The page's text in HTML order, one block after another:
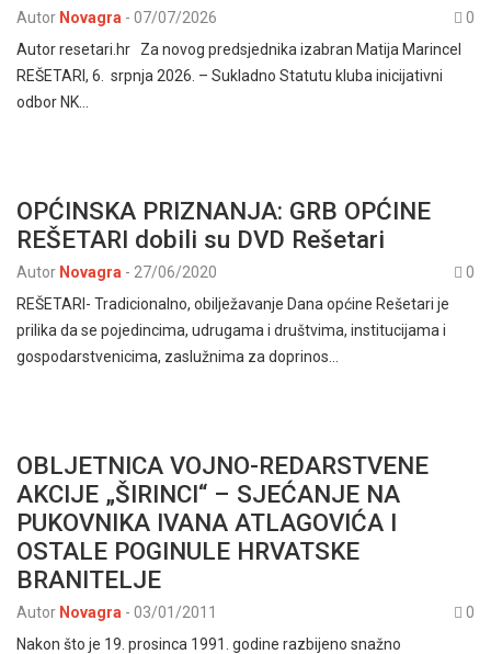
Autor Novagra - 07/07/2026
0
Autor resetari.hr Za novog predsjednika izabran Matija Marincel
REŠETARI, 6. srpnja 2026. – Sukladno Statutu kluba inicijativni
odbor NK…
OPĆINSKA PRIZNANJA: GRB OPĆINE
REŠETARI dobili su DVD Rešetari
Autor Novagra - 27/06/2020
0
REŠETARI- Tradicionalno, obilježavanje Dana općine Rešetari je
prilika da se pojedincima, udrugama i društvima, institucijama i
gospodarstvenicima, zaslužnima za doprinos…
OBLJETNICA VOJNO-REDARSTVENE
AKCIJE „ŠIRINCI“ – SJEĆANJE NA
PUKOVNIKA IVANA ATLAGOVIĆA I
OSTALE POGINULE HRVATSKE
BRANITELJE
Autor Novagra - 03/01/2011
0
Nakon što je 19. prosinca 1991. godine razbijeno snažno